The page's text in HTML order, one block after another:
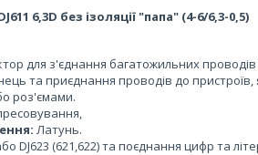
6,3D без ізоляції "папа" (4-6/6,3-0,5)
для з'єднання багатожильних
та приєднання проводів до пристроїв,
роз'ємами.
Латунь.
DJ623 (621,622) та поєднання цифр та